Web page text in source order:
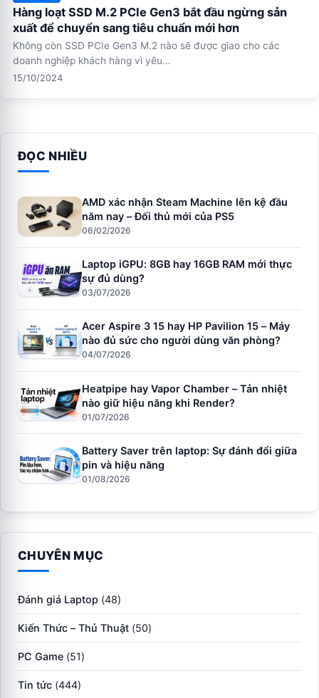
Hàng loạt SSD M.2 PCIe Gen3 bắt đầu ngừng sản
xuất để chuyển sang tiêu chuẩn mới hơn
Không còn SSD PCIe Gen3 M.2 nào sẽ được giao cho các
doanh nghiệp khách hàng vì yêu…
15/10/2024
ĐỌC NHIỀU
AMD xác nhận Steam Machine lên kệ đầu
năm nay – Đối thủ mới của PS5
06/02/2026
Laptop iGPU: 8GB hay 16GB RAM mới thực
sự đủ dùng?
03/07/2026
Acer Aspire 3 15 hay HP Pavilion 15 – Máy
nào đủ sức cho người dùng văn phòng?
04/07/2026
Heatpipe hay Vapor Chamber – Tản nhiệt
nào giữ hiệu năng khi Render?
01/07/2026
Battery Saver trên laptop: Sự đánh đổi giữa
pin và hiệu năng
01/08/2026
CHUYÊN MỤC
Đánh giá Laptop (48)
Kiến Thức – Thủ Thuật (50)
PC Game (51)
Tin tức (444)